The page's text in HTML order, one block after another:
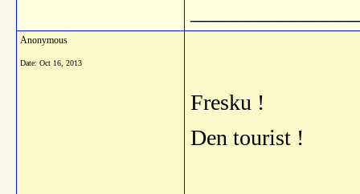
Anonymous
Date: Oct 16, 2013
Fresku !
Den tourist !